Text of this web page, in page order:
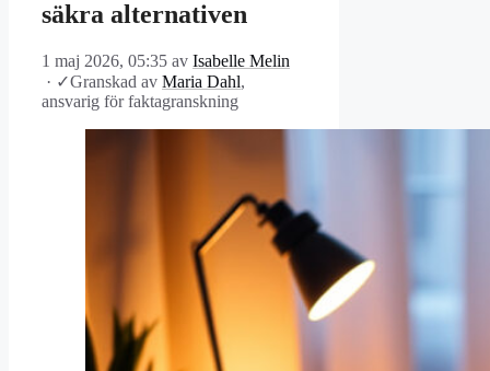
säkra alternativen
1 maj 2026, 05:35 av Isabelle Melin
· ✓Granskad av Maria Dahl,
ansvarig för faktagranskning